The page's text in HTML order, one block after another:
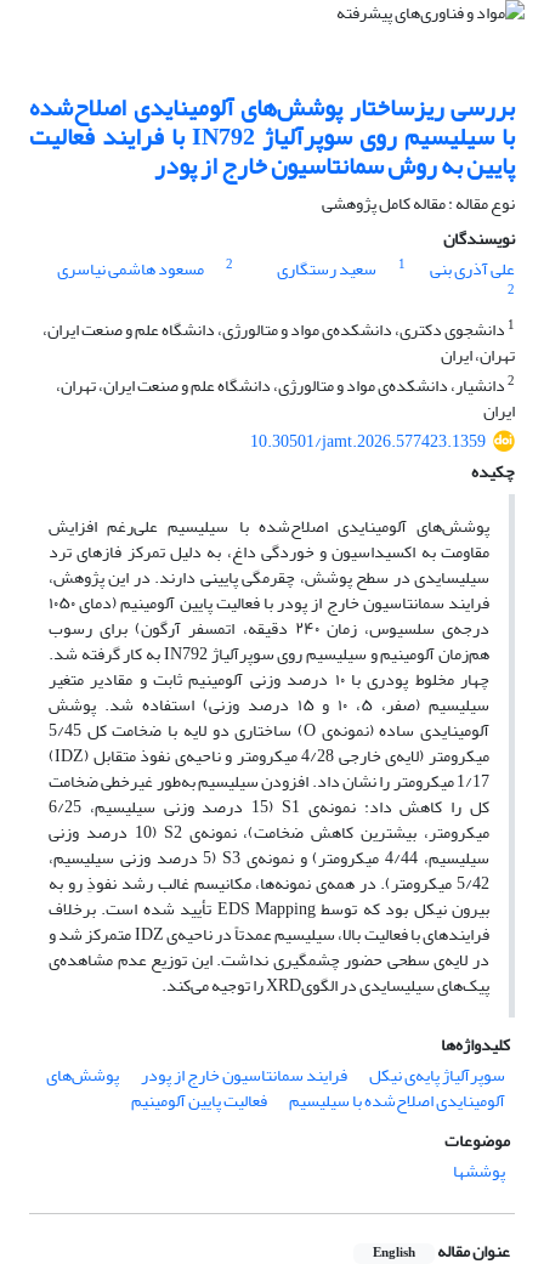
بررسی ریزساختار پوشش‌های آلومینایدی اصلاح‌شده
با سیلیسیم روی سوپرآلیاژ IN792 با فرایند فعالیت
پایین به روش سمانتاسیون خارج از پودر
نوع مقاله : مقاله کامل پژوهشی
نویسندگان
علی آذری بنی
1 سعید رستگاری 2 مسعود هاشمی نیاسری
2
1 دانشجوی دکتری، دانشکده‌ی مواد و متالورژی، دانشگاه علم و صنعت ایران،
تهران، ایران
2دانشیار، دانشکده‌ی مواد و متالورژی، دانشگاه علم و صنعت ایران، تهران،
ایران
10.30501/jamt.2026.577423.1359
چکیده
پوشش‌های آلومینایدی اصلاح‌شده با سیلیسیم علی‌رغم افزایش
مقاومت به اکسیداسیون و خوردگی داغ، به دلیل تمرکز فازهای ترد
سیلیسایدی در سطح پوشش، چقرمگی پایینی دارند. در این پژوهش،
فرایند سمانتاسیون خارج از پودر با فعالیت پایین آلومینیم (دمای ۱۰۵۰
درجه‌ی سلسیوس، زمان ۲۴۰ دقیقه، اتمسفر آرگون) برای رسوب
هم‌زمان آلومینیم و سیلیسیم روی سوپرآلیاژ IN792 به ‌کار گرفته شد.
چهار مخلوط پودری با ۱۰ درصد وزنی آلومینیم ثابت و مقادیر متغیر
سیلیسیم (صفر، ۵، ۱۰ و ۱۵ درصد وزنی) استفاده شد. پوشش
آلومینایدی ساده (نمونه‌ی O) ساختاری دو لایه با ضخامت کل 5/45
میکرومتر (لایه‌ی خارجی 4/28 میکرومتر و ناحیه‌ی نفوذ متقابل (IDZ)
1/17 میکرومتر را نشان داد. افزودن سیلیسیم به‌طور غیرخطی ضخامت
کل را کاهش داد: نمونه‌ی S1 (15 درصد وزنی سیلیسیم، 6/25
میکرومتر، بیشترین کاهش ضخامت)، نمونه‌ی S2 (10 درصد وزنی
سیلیسیم، 4/44 میکرومتر) و نمونه‌ی S3 (5 درصد وزنی سیلیسیم،
5/42 میکرومتر). در همه‌ی نمونه‌ها، مکانیسم غالب رشد نفوذِ رو به
بیرون نیکل بود که توسط EDS Mapping تأیید شده است. برخلاف
فرایندهای با فعالیت بالا، سیلیسیم عمدتاً در ناحیه‌ی IDZ متمرکز شد و
در لایه‌ی سطحی حضور چشمگیری نداشت. این توزیع عدم مشاهده‌ی
پیک‌های سیلیسایدی در الگویXRD را توجیه می‌کند.
کلیدواژه‌ها
سوپرآلیاژ پایه‌ی نیکل
فرایند سمانتاسیون خارج از پودر پوشش‌های
آلومینایدی اصلاح‌شده با سیلیسیم
فعالیت پایین آلومینیم
موضوعات
پوششها
عنوان مقاله English